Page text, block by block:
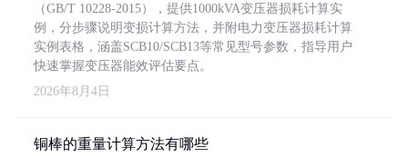
（GB/T 10228-2015），提供1000kVA变压器损耗计算实
例，分步骤说明变损计算方法，并附电力变压器损耗计算
实例表格，涵盖SCB10/SCB13等常见型号参数，指导用户
快速掌握变压器能效评估要点。
2026年8月4日
铜棒的重量计算方法有哪些